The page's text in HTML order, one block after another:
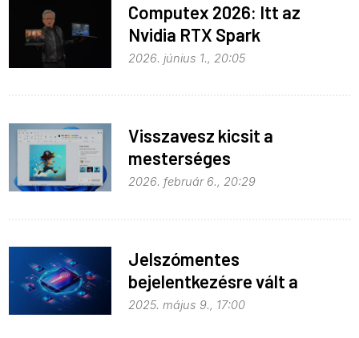
Computex 2026: Itt az
Nvidia RTX Spark
processzor
2026. június 1., 20:05
Visszavesz kicsit a
mesterséges
intelligenciából a Microsoft
2026. február 6., 20:29
Jelszómentes
bejelentkezésre vált a
Microsoft
2025. május 9., 17:00